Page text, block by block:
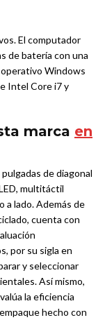
El computador
de batería con una
Windows
Intel Core i7 y
marca en
de diagonal
multitáctil
a lado. Además de
cuenta con
por su sigla en
y seleccionar
Así mismo,
la eficiencia
hecho con